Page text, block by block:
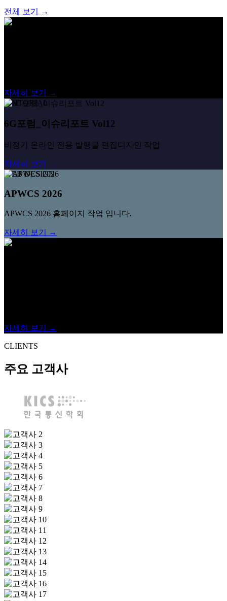
전체 보기 →
CONFERENCE
자세히 보기 →
EDITORIAL
6G포럼_이슈리포트 Vol12
비정기 온라인 전용 발행물 편집디자인 작업
자세히 보기 →
WEB DESIGN
APWCS 2026
APWCS 2026 홈페이지 작업 입니다.
자세히 보기 →
인쇄제작
자세히 보기 →
CLIENTS
주요 고객사